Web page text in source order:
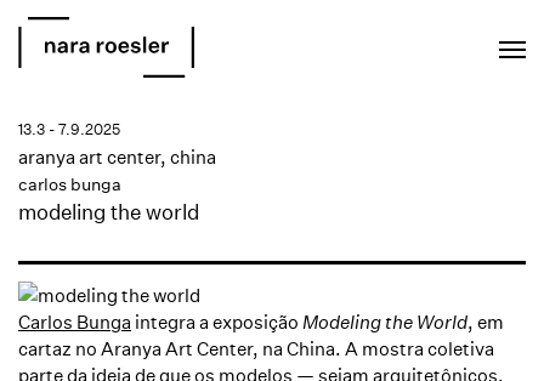
modeling the world
carlos bunga
aranya art center, china
13.3 - 7.9.2025
Carlos Bunga integra a exposição Modeling the World, em
cartaz no Aranya Art Center, na China. A mostra coletiva
parte da ideia de que os modelos — sejam arquitetônicos,